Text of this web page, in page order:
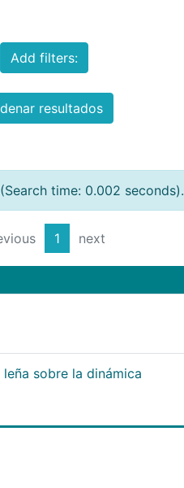
Add filters:
resultados
time: 0.002 seconds).
1 next
sobre la dinámica